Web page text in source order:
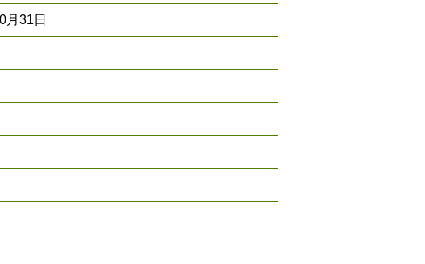
月31日